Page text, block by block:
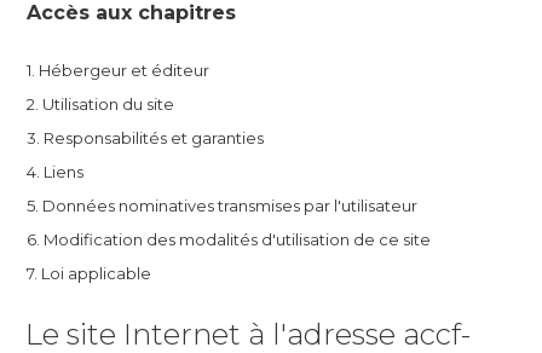
Accès aux chapitres
1. Hébergeur et éditeur
2. Utilisation du site
3. Responsabilités et garanties
4. Liens
5. Données nominatives transmises par l'utilisateur
6. Modification des modalités d'utilisation de ce site
7. Loi applicable
Le site Internet à l'adresse accf-